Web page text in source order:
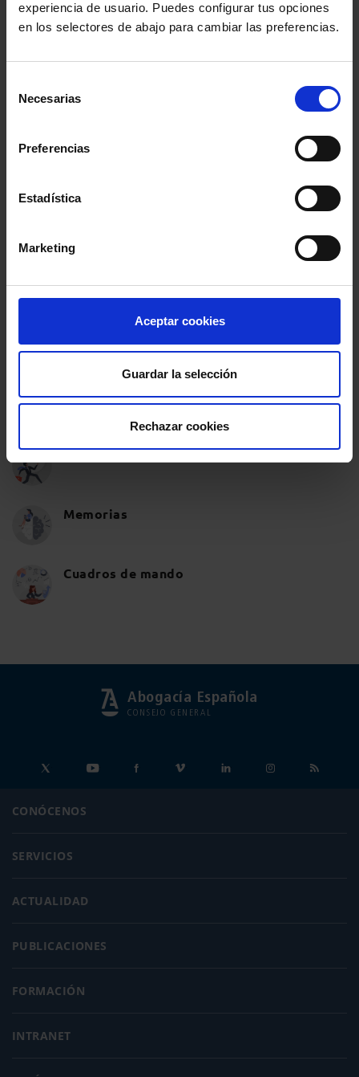
experiencia de usuario. Puedes configurar tus opciones
en los selectores de abajo para cambiar las preferencias.
Necesarias
Preferencias
Estadística
Marketing
Aceptar cookies
Guardar la selección
Rechazar cookies
Comparte:
ABOGACÍA EN DATOS
Observatorios Justicia Gratuita
Barómetros
Memorias
Cuadros de mando
Abogacía Española
CONSEJO GENERAL
CONÓCENOS
SERVICIOS
ACTUALIDAD
PUBLICACIONES
FORMACIÓN
INTRANET